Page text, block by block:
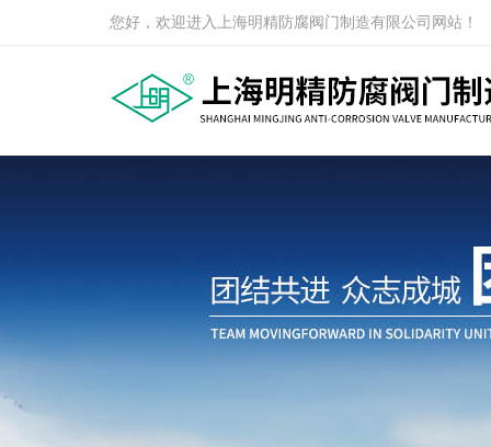
您好，欢迎进入上海明精防腐阀门制造有限公司网站！